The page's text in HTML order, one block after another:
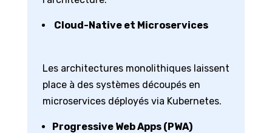
Cloud-Native et Microservices
Les architectures monolithiques laissent
place à des systèmes découpés en
microservices déployés via Kubernetes.
Progressive Web Apps (PWA)